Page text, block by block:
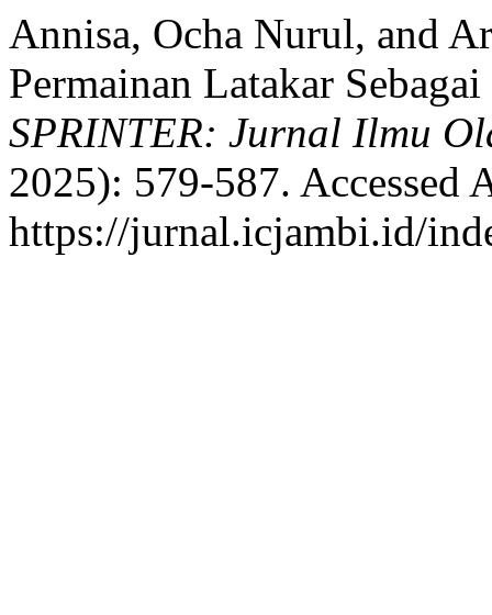
Annisa, Ocha Nurul, and
Permainan Latakar
SPRINTER: Jurnal Ilmu
2025): 579-587. Accessed
https://jurnal.icjambi.id/